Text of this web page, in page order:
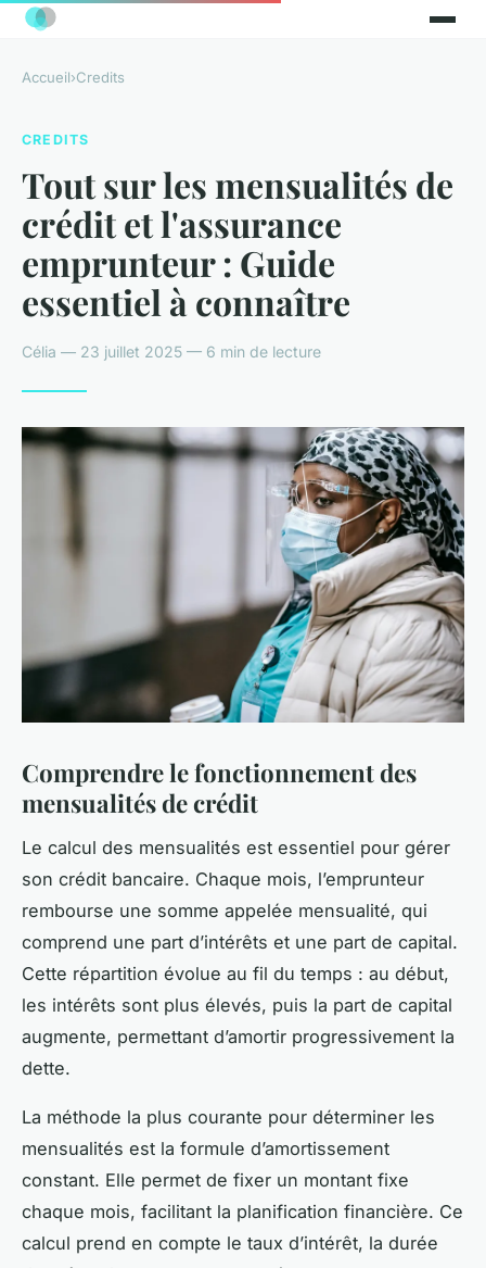
Accueil›Credits
CREDITS
Tout sur les mensualités de
crédit et l'assurance
emprunteur : Guide
essentiel à connaître
Célia — 23 juillet 2025 — 6 min de lecture
Comprendre le fonctionnement des
mensualités de crédit
Le calcul des mensualités est essentiel pour gérer
son crédit bancaire. Chaque mois, l’emprunteur
rembourse une somme appelée mensualité, qui
comprend une part d’intérêts et une part de capital.
Cette répartition évolue au fil du temps : au début,
les intérêts sont plus élevés, puis la part de capital
augmente, permettant d’amortir progressivement la
dette.
La méthode la plus courante pour déterminer les
mensualités est la formule d’amortissement
constant. Elle permet de fixer un montant fixe
chaque mois, facilitant la planification financière. Ce
calcul prend en compte le taux d’intérêt, la durée